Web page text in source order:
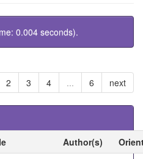
0.004 seconds).
2 3 4 ... 6 next
Author(s)